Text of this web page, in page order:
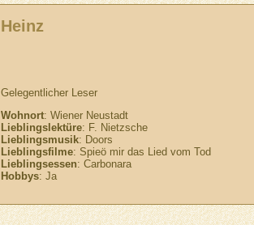
Heinz
Gelegentlicher Leser
Wohnort: Wiener Neustadt
Lieblingslektüre: F. Nietzsche
Lieblingsmusik: Doors
Lieblingsfilme: Spieö mir das Lied vom Tod
Lieblingsessen: Carbonara
Hobbys: Ja